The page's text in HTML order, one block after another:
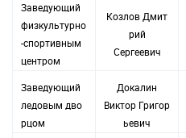
Заведующий
физкультурно
-спортивным
центром
Козлов Дмит
рий
Сергеевич
Заведующий
ледовым дво
рцом
Докалин
Виктор Григор
ьевич